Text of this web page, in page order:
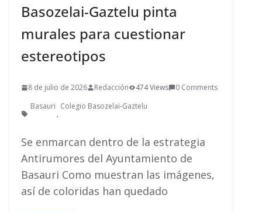
Basozelai-Gaztelu pinta
murales para cuestionar
estereotipos
8 de julio de 2026 Redacción 474 Views
0 Comments
Basauri
,
Colegio Basozelai-Gaztelu
Se enmarcan dentro de la estrategia
Antirumores del Ayuntamiento de
Basauri Como muestran las imágenes,
así de coloridas han quedado